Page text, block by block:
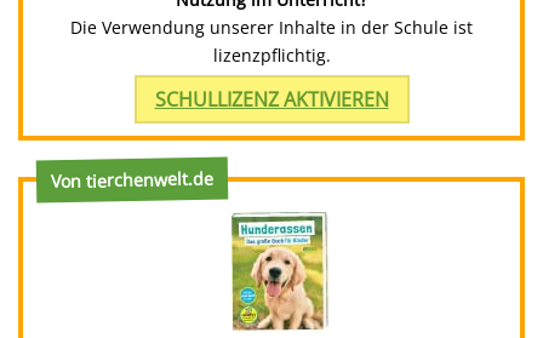
Die Verwendung unserer Inhalte in der Schule ist
lizenzpflichtig.
SCHULLIZENZ AKTIVIEREN
Von tierchenwelt.de